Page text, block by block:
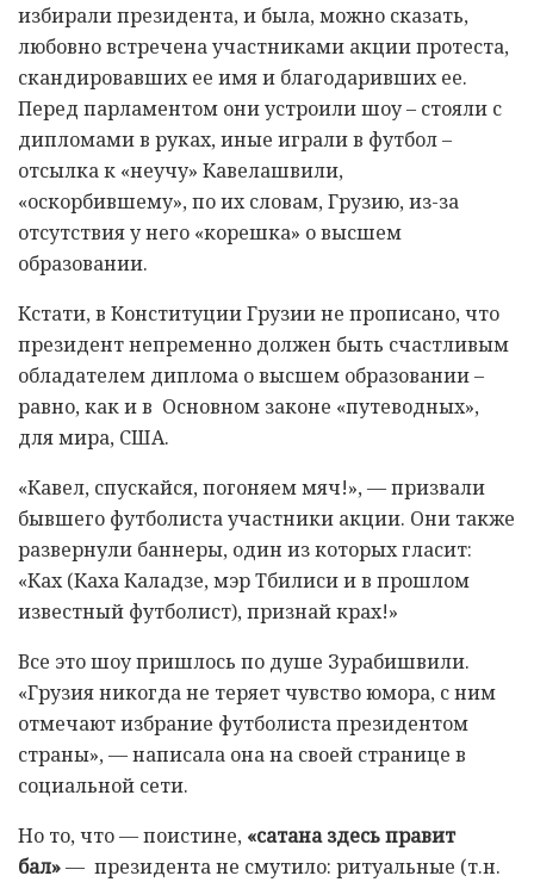
избирали президента, и была, можно сказать,
любовно встречена участниками акции протеста,
скандировавших ее имя и благодаривших ее.
Перед парламентом они устроили шоу – стояли с
дипломами в руках, иные играли в футбол –
отсылка к «неучу» Кавелашвили,
«оскорбившему», по их словам, Грузию, из-за
отсутствия у него «корешка» о высшем
образовании.
Кстати, в Конституции Грузии не прописано, что
президент непременно должен быть счастливым
обладателем диплома о высшем образовании –
равно, как и в Основном законе «путеводных»,
для мира, США.
«Кавел, спускайся, погоняем мяч!», — призвали
бывшего футболиста участники акции. Они также
развернули баннеры, один из которых гласит:
«Ках (Каха Каладзе, мэр Тбилиси и в прошлом
известный футболист), признай крах!»
Все это шоу пришлось по душе Зурабишвили.
«Грузия никогда не теряет чувство юмора, с ним
отмечают избрание футболиста президентом
страны», — написала она на своей странице в
социальной сети.
Но то, что — поистине, «сатана здесь правит
бал»— президента не смутило: ритуальные (т.н.